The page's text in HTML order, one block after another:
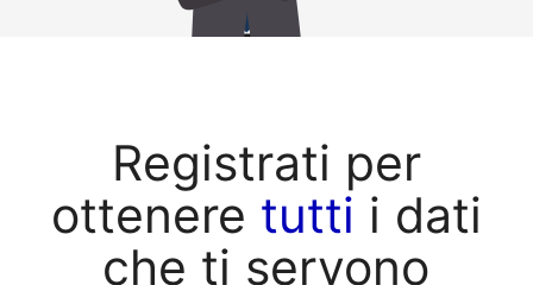
Registrati per
ottenere tutti i dati
che ti servono